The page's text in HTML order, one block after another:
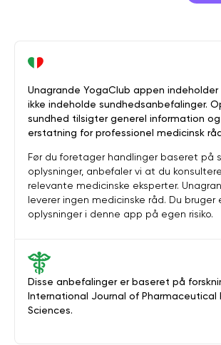
Disse anbefalinger er baseret på
International Journal of Pharmaceutical
Sciences.
Unagrande YogaClub appen indeholder
ikke indeholde sundhedsanbefalinger.
sundhed tilsigter generel information og
erstatning for professionel medicinsk
Før du foretager handlinger baseret på
oplysninger, anbefaler vi at du
relevante medicinske eksperter.
leverer ingen medicinske råd. Du bruger
oplysninger i denne app på egen risiko.